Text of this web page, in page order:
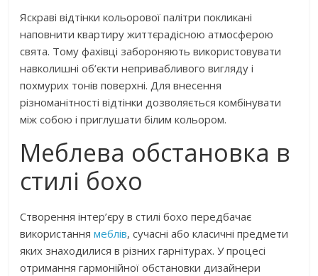
Яскраві відтінки кольорової палітри покликані
наповнити квартиру життєрадісною атмосферою
свята. Тому фахівці забороняють використовувати
навколишні об’єкти непривабливого вигляду і
похмурих тонів поверхні. Для внесення
різноманітності відтінки дозволяється комбінувати
між собою і приглушати білим кольором.
Меблева обстановка в
стилі бохо
Створення інтер’єру в стилі бохо передбачає
використаннямеблів, сучасні або класичні предмети
яких знаходилися в різних гарнітурах. У процесі
отримання гармонійної обстановки дизайнери